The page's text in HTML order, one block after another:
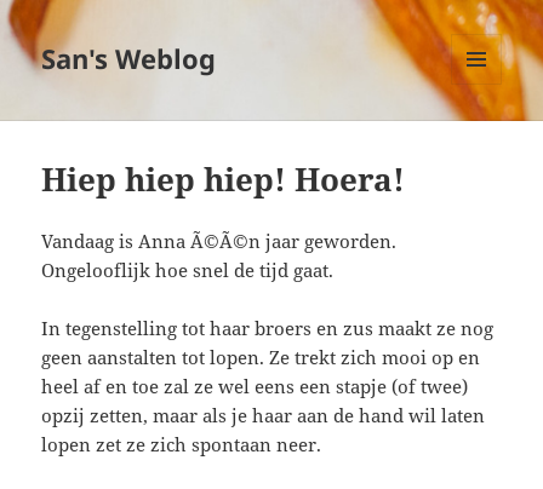
San's Weblog
MENU
EN
Hiep hiep hiep! Hoera!
Vandaag is Anna Ã©Ã©n jaar geworden.
Ongelooflijk hoe snel de tijd gaat.
In tegenstelling tot haar broers en zus maakt ze nog
geen aanstalten tot lopen. Ze trekt zich mooi op en
heel af en toe zal ze wel eens een stapje (of twee)
opzij zetten, maar als je haar aan de hand wil laten
lopen zet ze zich spontaan neer.